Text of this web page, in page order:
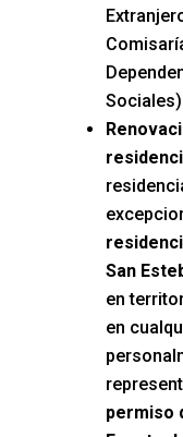
San
en
en
permiso